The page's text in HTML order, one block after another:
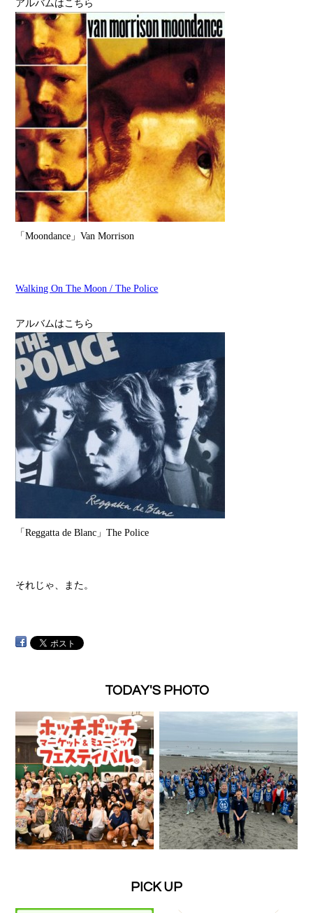
アルバムはこちら
「Moondance」Van Morrison
Walking On The Moon / The Police
アルバムはこちら
「Reggatta de Blanc」The Police
それじゃ、また。
TODAY'S PHOTO
PICK UP